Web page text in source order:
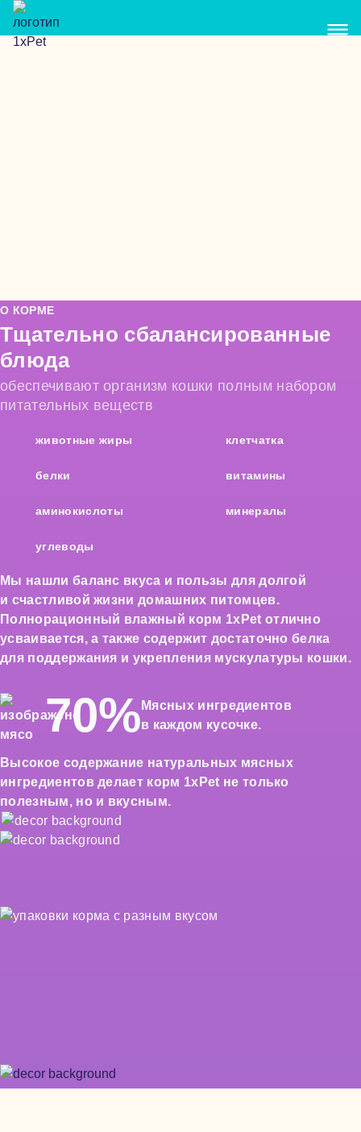
О КОРМЕ
Тщательно сбалансированные
блюда
обеспечивают организм кошки полным набором
питательных веществ
животные жиры клетчатка
белки витамины
аминокислоты минералы
углеводы
Мы нашли баланс вкуса и пользы для долгой
и счастливой жизни домашних питомцев.
Полнорационный влажный корм 1xPet отлично
усваивается, а также содержит достаточно белка
для поддержания и укрепления мускулатуры кошки.
70% Мясных ингредиентов
в каждом кусочке.
Высокое содержание натуральных мясных
ингредиентов делает корм 1xPet не только
полезным, но и вкусным.